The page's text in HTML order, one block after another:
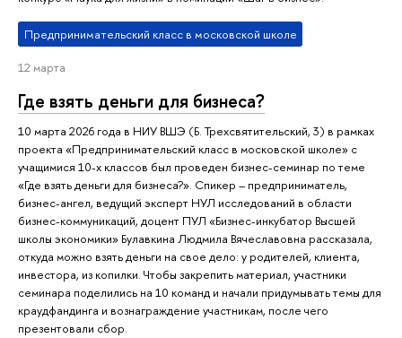
Предпринимательский класс в московской школе
12 марта
Где взять деньги для бизнеса?
10 марта 2026 года в НИУ ВШЭ (Б. Трехсвятительский, 3) в рамках
проекта «Предпринимательский класс в московской школе» с
учащимися 10-х классов был проведен бизнес-семинар по теме
«Где взять деньги для бизнеса?». Спикер – предприниматель,
бизнес-ангел, ведущий эксперт НУЛ исследований в области
бизнес-коммуникаций, доцент ПУЛ «Бизнес-инкубатор Высшей
школы экономики» Булавкина Людмила Вячеславовна рассказала,
откуда можно взять деньги на свое дело: у родителей, клиента,
инвестора, из копилки. Чтобы закрепить материал, участники
семинара поделились на 10 команд и начали придумывать темы для
краудфандинга и вознаграждение участникам, после чего
презентовали сбор.